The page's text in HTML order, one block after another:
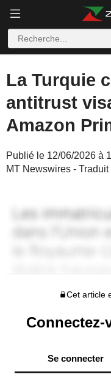
La Turquie
antitrust
Amazon
Publié le 12/06/2026 à
MT Newswires -
Cet article
Se connecter